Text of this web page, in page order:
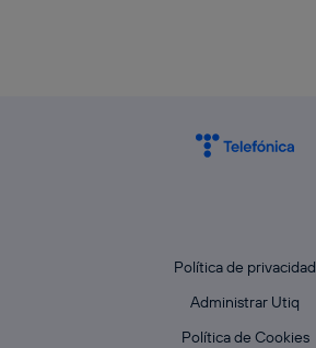
Política de privacidad
Administrar Utiq
Política de Cookies